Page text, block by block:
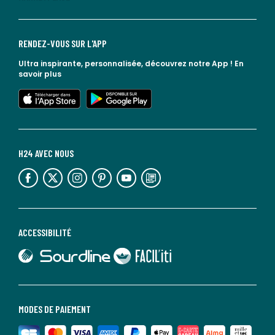
MODES DE PAIEMENT
ACCESSIBILITÉ
lien vers Sourdline
lien vers Faciliti
H24 AVEC NOUS
lien vers l'espace réseaux sociaux lien vers l'espace réseaux sociaux lien vers l'espace réseaux sociaux lien vers l'espace réseaux sociaux lien vers l'espace réseaux sociaux lien vers le blog la redoute
RENDEZ-VOUS SUR L'APP
Ultra inspirante, personnalisée, découvrez notre App ! En
savoir plus
lien vers l'app store
lien vers google play